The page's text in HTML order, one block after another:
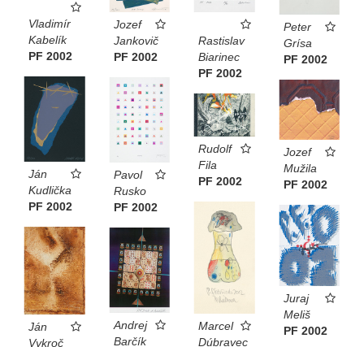
Vladimír
Kabelík
PF 2002
Jozef
Jankovič
PF 2002
Rastislav
Biarinec
PF 2002
Peter
Grísa
PF 2002
Ján
Kudlička
PF 2002
Pavol
Rusko
PF 2002
Jozef
Mužila
PF 2002
Rudolf
Fila
PF 2002
Marcel
Dúbravec
Juraj
Meliš
PF 2002
Ján
Vykroč
Andrej
Barčík